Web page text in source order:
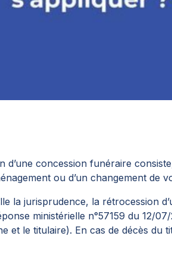
concession funéraire
ou d’un changement de
la jurisprudence, la rétrocession
ministérielle n°57159 du 12/
et le titulaire). En cas de décès